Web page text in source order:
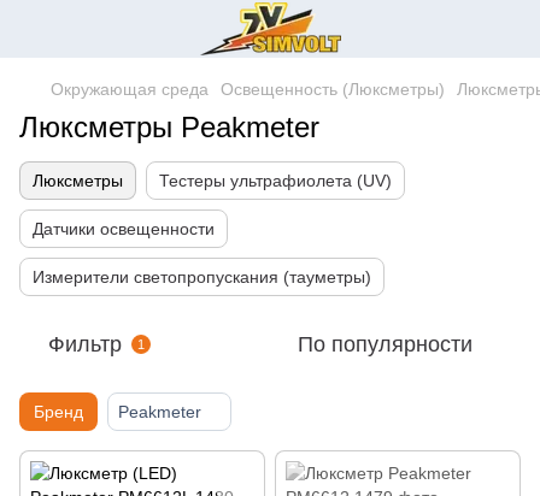
Окружающая среда Освещенность (Люксметры)
Люксметры Peakmeter
Люксметры Тестеры ультрафиолета (UV)
Датчики освещенности
Измерители светопропускания (тауметры)
Фильтр 1 По популярности
Бренд Peakmeter